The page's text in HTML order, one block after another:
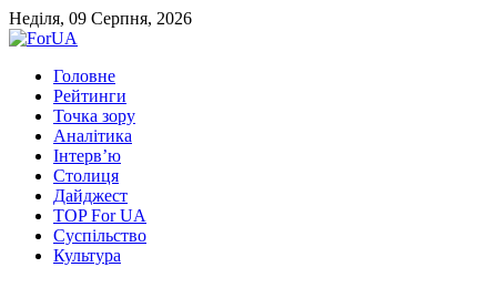
Неділя, 09 Серпня, 2026
Головне
Рейтинги
Точка зору
Аналітика
Інтерв’ю
Столиця
Дайджест
TOP For UA
Суспiльство
Культура